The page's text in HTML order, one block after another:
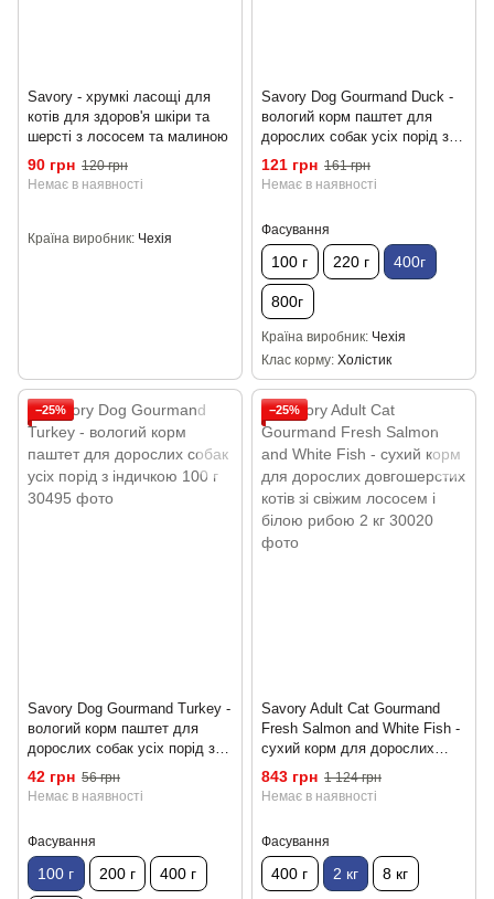
Savory - хрумкі ласощі для
котів для здоров'я шкіри та
шерсті з лососем та малиною
90 грн 120 грн
Немає в наявності
Країна виробник Чехія
Savory Dog Gourmand Duck -
вологий корм паштет для
дорослих собак усіх порід з
качкою 400 г
121 грн 161 грн
Немає в наявності
Фасування
100 г 220 г 400г
800г
Країна виробник Чехія
Клас корму Холістик
−25%
Savory Dog Gourmand Turkey -
вологий корм паштет для
дорослих собак усіх порід з
індичкою 100 г
42 грн 56 грн
Немає в наявності
Фасування
100 г 200 г 400 г
−25%
Savory Adult Cat Gourmand
Fresh Salmon and White Fish -
сухий корм для дорослих
довгошерстих котів зі свіжим
лососем і білою рибою 2 кг
843 грн 1 124 грн
Немає в наявності
Фасування
400 г 2 кг 8 кг